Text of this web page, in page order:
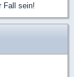
Fall sein!